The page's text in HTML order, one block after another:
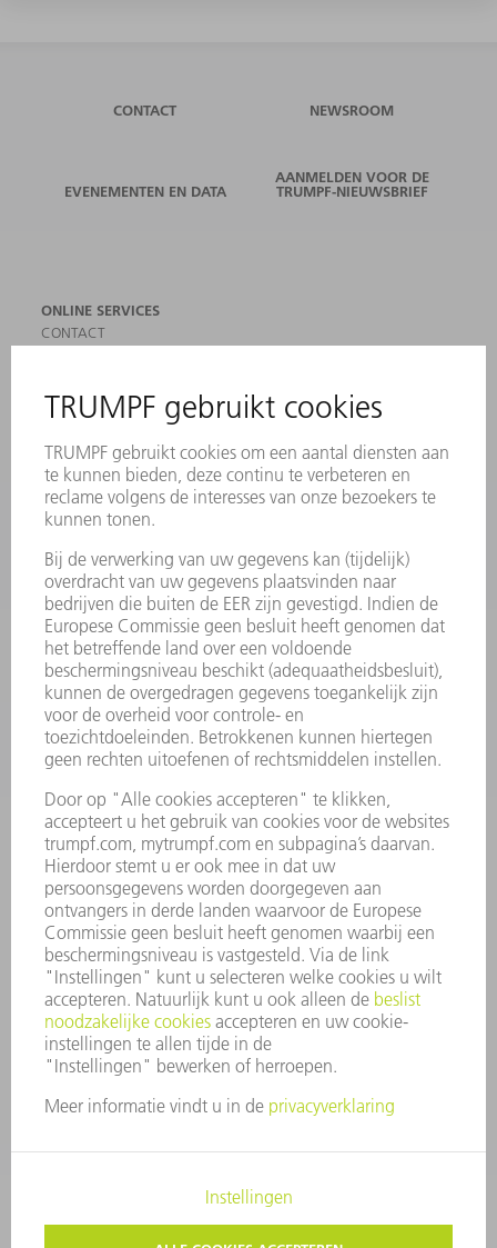
CONTACT NEWSROOM
EVENEMENTEN EN DATA
AANMELDEN VOOR DE
TRUMPF-NIEUWSBRIEF
ONLINE SERVICES
CONTACT
AANMELDEN VOOR NIEUWSBRIEF
MYTRUMPF
VEILIGHEIDSGEGEVENSBLADEN
PRODUCTEN
MACHINES & SYSTEMEN
LASER
ELEKTROGEREEDSCHAP
SMART FACTORY
SOFTWARE
SERVICES
TOEPASSINGEN
SECTOREN
ONDERNEMING
CARRIÈRE
VACATURES
BEDRIJFSPROFIEL
JAARVERSLAG
BEDRIJFSPRINCIPES
COMPLIANCE
KLOKKENLUIDERSYSTEEM
BEVEILIGING
PERSBERICHTEN
TIJDSCHRIFTEN
DUURZAAMHEID
MILIEU EN KLIMAAT
SAMENLEVING EN ONDERNEMING
BEDRIJFSVOERING
GEGEVENSBESCHERMING
COPYRIGHT EN LOGO
ALGEMENE VOORWAARDEN